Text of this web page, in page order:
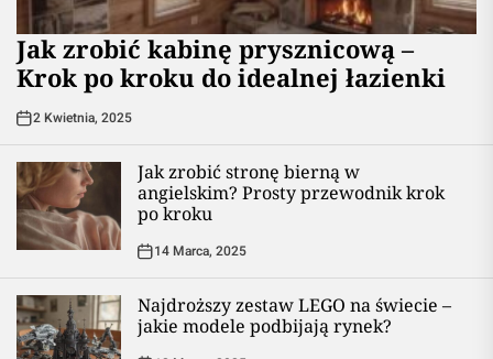
Jak zrobić kabinę prysznicową –
Krok po kroku do idealnej łazienki
2 Kwietnia, 2025
Jak zrobić stronę bierną w
angielskim? Prosty przewodnik krok
po kroku
14 Marca, 2025
Najdroższy zestaw LEGO na świecie –
jakie modele podbijają rynek?